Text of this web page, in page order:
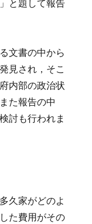
と題して報告
文書の中から
見され，そこ
内部の政治状
た報告の中
討も行われま
久家がどのよ
た費用がその